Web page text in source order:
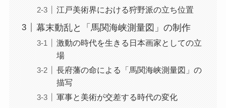
江戸美術界における狩野派の立ち位置
幕末動乱と「馬関海峡測量図」の制作
激動の時代を生きる日本画家としての立
場
長府藩の命による「馬関海峡測量図」の
描写
軍事と美術が交差する時代の変化